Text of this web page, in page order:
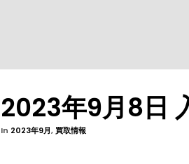
2023年9月8日
In 2023年9月, 買取情報